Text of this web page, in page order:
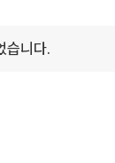
습니다.